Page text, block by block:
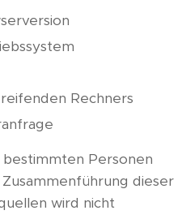
Rechners
Personen
dieser
wird nicht